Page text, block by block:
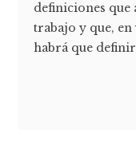
definiciones que
trabajo y que,
habrá que definir